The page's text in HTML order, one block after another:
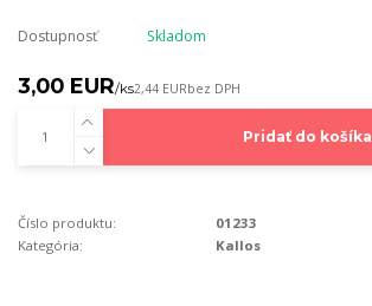
Dostupnosť Skladom
3,00 EUR/ks2,44 EURbez DPH
Pridať do košíka
Číslo produktu:
01233
Kategória:
Kallos